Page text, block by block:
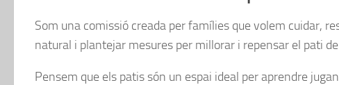
Som una comissió creada per famílies que volem cuidar,
natural i plantejar mesures per millorar i repensar el pati de
Pensem que els patis són un espai ideal per aprendre